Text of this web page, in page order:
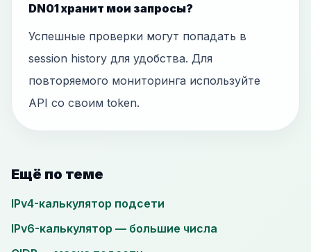
DN01 хранит мои запросы?
Успешные проверки могут попадать в
session history для удобства. Для
повторяемого мониторинга используйте
API со своим token.
Ещё по теме
IPv4-калькулятор подсети
IPv6-калькулятор — большие числа